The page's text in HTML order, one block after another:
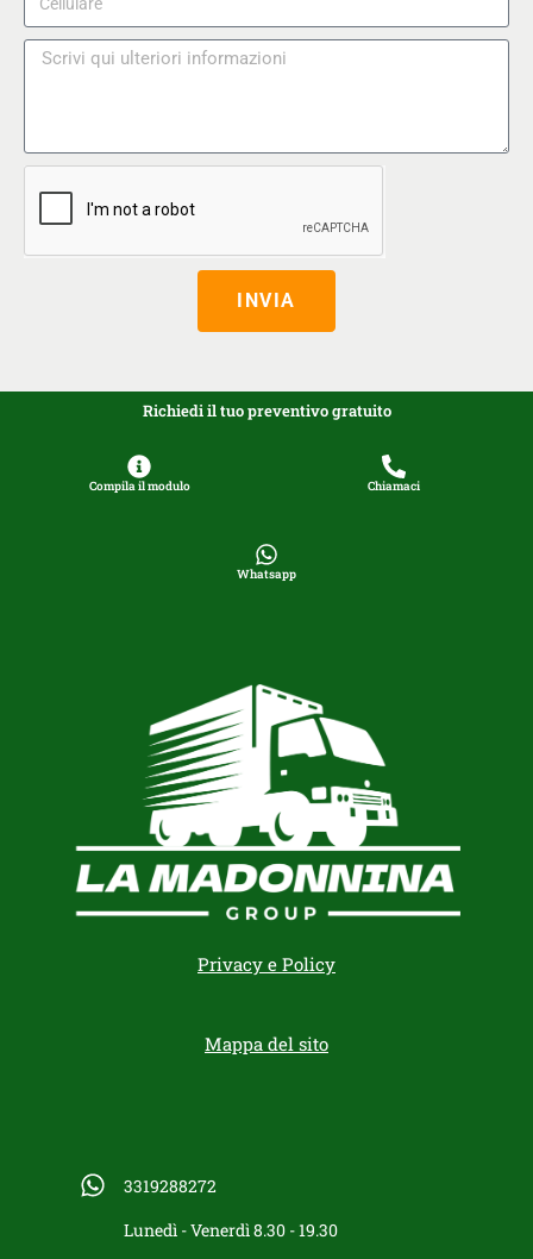
INVIA
Richiedi il tuo preventivo gratuito
Compila il modulo Chiamaci
Whatsapp
Privacy e Policy
Mappa del sito
3319288272
Lunedì - Venerdì 8.30 - 19.30